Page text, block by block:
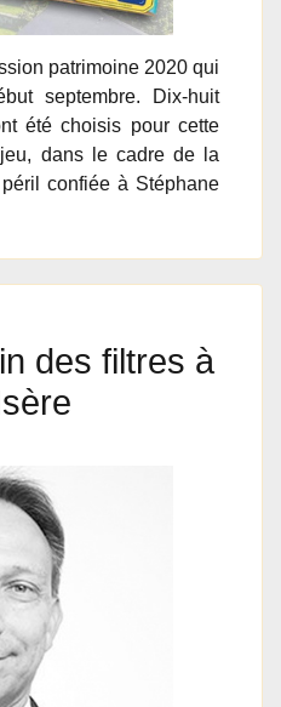
patrimoine 2020 qui
septembre. Dix-huit
été choisis pour cette
dans le cadre de la
confiée à Stéphane
des filtres à